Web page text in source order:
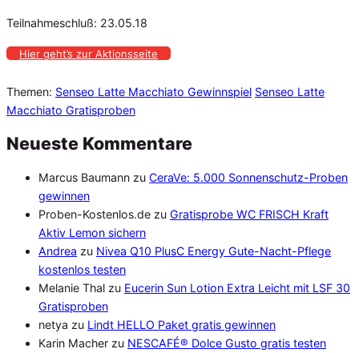
Teilnahmeschluß: 23.05.18
Hier geht’s zur Aktionsseite
Themen: Senseo Latte Macchiato Gewinnspiel Senseo Latte
Macchiato Gratisproben
Neueste Kommentare
Marcus Baumann zu CeraVe: 5.000 Sonnenschutz-Proben
gewinnen
Proben-Kostenlos.de zu Gratisprobe WC FRISCH Kraft
Aktiv Lemon sichern
Andrea zu Nivea Q10 PlusC Energy Gute-Nacht-Pflege
kostenlos testen
Melanie Thal zu Eucerin Sun Lotion Extra Leicht mit LSF 30
Gratisproben
netya zu Lindt HELLO Paket gratis gewinnen
Karin Macher zu NESCAFÉ® Dolce Gusto gratis testen